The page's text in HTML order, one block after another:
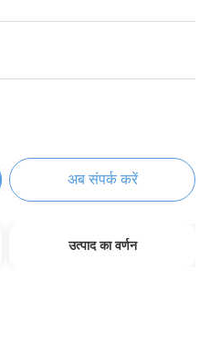
अब संपर्क करें
उत्पाद का वर्णन